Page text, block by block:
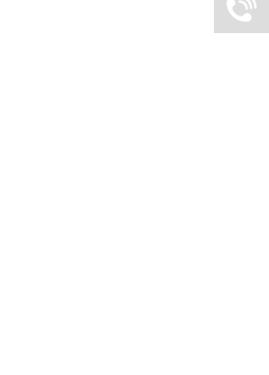
Corp
Thuy